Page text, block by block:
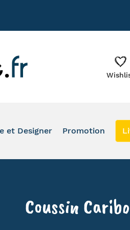
et Designer
SERIE GOLO
Promotion
Coussin